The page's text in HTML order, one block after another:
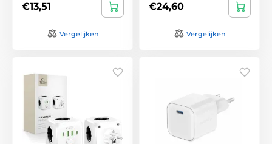
€13,51
Vergelijken
€24,60
Vergelijken